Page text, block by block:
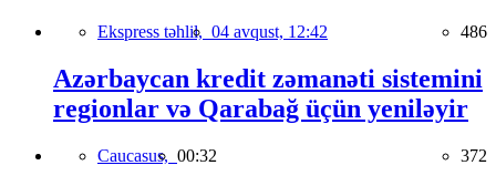
Ekspress təhlil, 04 avqust, 12:42 486
Azərbaycan kredit zəmanəti sistemini
regionlar və Qarabağ üçün yeniləyir
Caucasus, 00:32 372